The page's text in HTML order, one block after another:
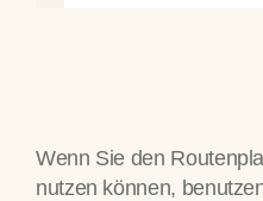
Wenn Sie den
nutzen können,